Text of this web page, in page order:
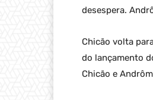
desespera.
Chicão volta
do lançamento
Chicão e